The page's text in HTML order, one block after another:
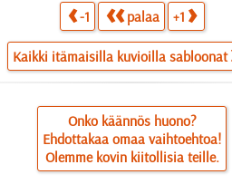
-1 palaa +1
Kaikki itämaisilla kuvioilla sabloonat
Onko käännös huono?
Ehdottakaa omaa vaihtoehtoa!
Olemme kovin kiitollisia teille.